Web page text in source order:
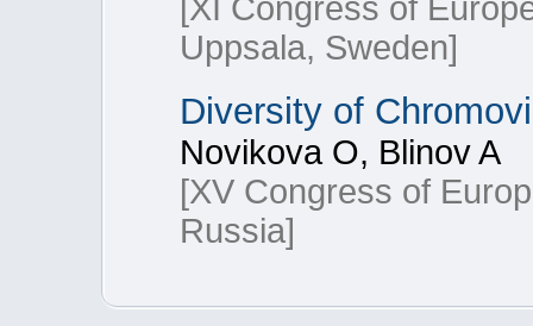
[XI Congress of
Uppsala, Sweden]
Diversity of
Novikova O, Blinov A
[XV Congress of
Russia]